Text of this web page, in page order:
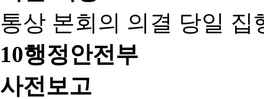
통상 본회의 의결 당일 집
10행정안전부
사전보고